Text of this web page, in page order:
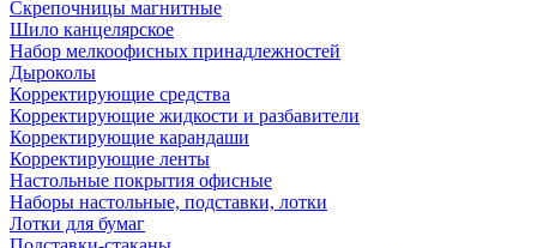
Скрепочницы магнитные
Шило канцелярское
Набор мелкоофисных принадлежностей
Дыроколы
Корректирующие средства
Корректирующие жидкости и разбавители
Корректирующие карандаши
Корректирующие ленты
Настольные покрытия офисные
Наборы настольные, подставки, лотки
Лотки для бумаг